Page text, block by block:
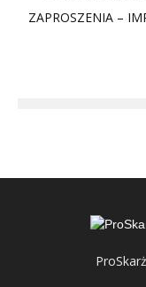
ZAPROSZENIA –